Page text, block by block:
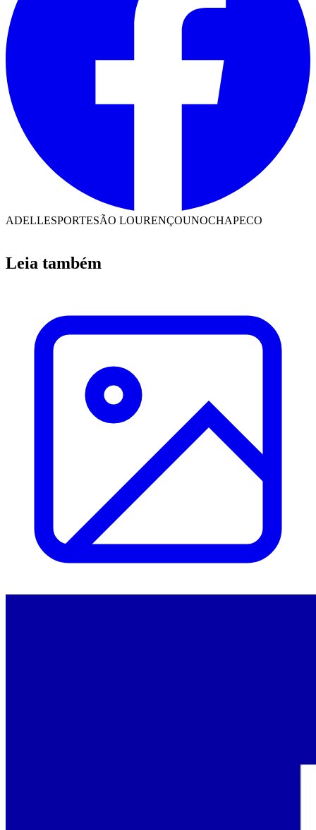
ADELLESPORTESÃO LOURENÇOUNOCHAPECO
Leia também